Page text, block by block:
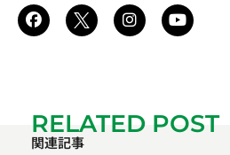
RELATED POST
関連記事